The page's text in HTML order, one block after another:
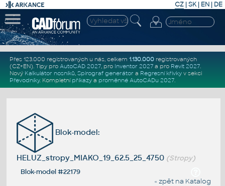
CZ | SK| EN | DE
Přes 123.000 registrovaných u nás, celkem 1.130.000registrovaných
(CZ+EN). Tipy pro AutoCAD 2027, pro Inventor 2027a pro Revit 2027.
Nový Kalkulátor nosníků, Spirograf generátor a Regresní křivkyv sekci
Převodníky. Kompletní příkazya proměnné AutoCADu 2027.
Blok-model:
HELUZ_stropy_MIAKO_19_62.5_25_4750 (Stropy)
Blok-model #22179
« zpět na Katalog